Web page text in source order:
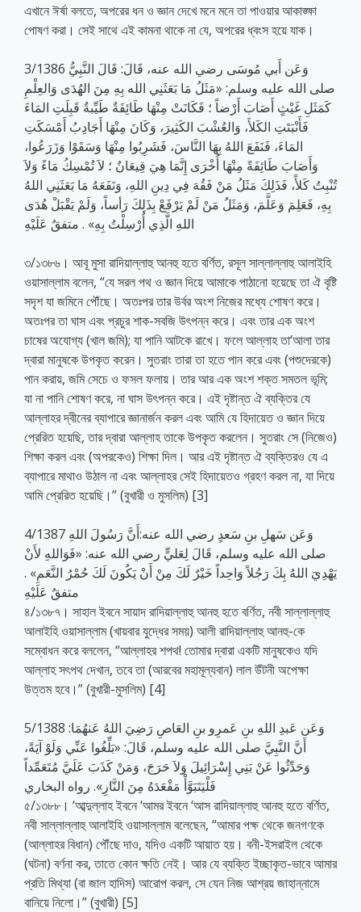
এখানে ঈর্ষা বলতে, অপরের ধন ও জ্ঞান দেখে মনে মনে তা পাওয়ার আকাঙ্ক্ষা
পোষণ করা। সেই সাথে এই কামনা থাকে না যে, অপরের ধ্বংস হয়ে যাক।
3/1386 وَعَن أَبي مُوسَى رضي الله عنه، قَالَ: قَالَ النَّبِيُّ
صلى الله عليه وسلم: «مَثَلُ مَا بَعَثَنِي الله بِهِ مِنَ الهُدَى وَالعِلْمِ
كَمَثَلِ غَيْثٍ أَصَابَ أَرْضاً ؛ فَكَانَتْ مِنْهَا طَائِفَةٌ طَيِّبةٌ قَبِلَتِ المَاءَ
فَأَنْبَتَتِ الكَلأَ، وَالعُشْبَ الكَثِيرَ، وَكَانَ مِنْهَا أَجَادِبُ أَمْسَكَتِ
المَاءَ، فَنَفَعَ اللهُ بِهَا النَّاسَ، فَشَرِبُوا مِنْهَا وَسَقَوْا وَزَرَعُوا،
وَأَصَابَ طَائِفَةً مِنْهَا أُخْرَى إِنَّمَا هِيَ قِيعَانٌ ؛ لاَ تُمْسِكُ مَاءً وَلاَ
تُنْبِتُ كَلأً، فَذَلِكَ مَثَلُ مَنْ فَقُهَ فِي دِينِ اللهِ، وَنَفَعَهُ مَا بَعَثَنِي اللهُ
بِهِ، فَعَلِمَ وَعَلَّمَ، وَمَثَلُ مَنْ لَمْ يَرْفَعْ بِذَلِكَ رَأساً، وَلَمْ يَقْبَلْ هُدَى
اللهِ الَّذِي أُرْسِلْتُ بِهِ» . متفقٌ عَلَيْهِ
৩/১৩৮৬। আবূ মুসা রাদিয়াল্লাহু আনহু হতে বর্ণিত, রসূল সাল্লাল্লাহু আলাইহি
ওয়াসাল্লাম বলেন, “যে সরল পথ ও জ্ঞান দিয়ে আমাকে পাঠানো হয়েছে তা ঐ বৃষ্টি
সদৃশ যা জমিনে পৌঁছে। অতঃপর তার উর্বর অংশ নিজের মধ্যে শোষণ করে।
অতঃপর তা ঘাস এবং প্রচুর শাক-সবজি উৎপন্ন করে। এবং তার এক অংশ
চাষের অযোগ্য (খাল জমি); যা পানি আটকে রাখে। ফলে আল্লাহ তা‘আলা তার
দ্বারা মানুষকে উপকৃত করেন। সুতরাং তারা তা হতে পান করে এবং (পশুদেরকে)
পান করায়, জমি সেচে ও ফসল ফলায়। তার আর এক অংশ শক্ত সমতল ভূমি;
যা না পানি শোষণ করে, না ঘাস উৎপন্ন করে। এই দৃষ্টান্ত ঐ ব্যক্তির যে
আল্লাহর দ্বীনের ব্যাপারে জ্ঞানার্জন করল এবং আমি যে হিদায়েত ও জ্ঞান দিয়ে
প্রেরিত হয়েছি, তার দ্বারা আল্লাহ তাকে উপকৃত করলেন। সুতরাং সে (নিজেও)
শিক্ষা করল এবং (অপরকেও) শিক্ষা দিল। আর এই দৃষ্টান্ত ঐ ব্যক্তিরও যে এ
ব্যাপারে মাথাও উঠাল না এবং আল্লাহর সেই হিদায়েতও গ্রহণ করল না, যা দিয়ে
আমি প্রেরিত হয়েছি।” (বুখারী ও মুসলিম) [3]
4/1387 وَعَن سَهلِ بنِ سَعدٍ رضي الله عنه:أَنَّ رَسُولَ اللهِ
صلى الله عليه وسلم، قَالَ لِعَليٍّ رضي الله عنه: «فَوَاللهِ لأَنْ
يَهْدِيَ اللهُ بِكَ رَجُلاً وَاحِداً خَيْرٌ لَكَ مِنْ أَنْ يَكُونَ لَكَ حُمْرُ النَّعَمِ» .
متفقٌ عَلَيْهِ
৪/১৩৮৭। সাহাল ইবনে সায়াদ রাদিয়াল্লাহু আনহু হতে বর্ণিত, নবী সাল্লাল্লাহু
আলাইহি ওয়াসাল্লাম (খায়বার যুদ্ধের সময়) আলী রাদিয়াল্লাহু আনহু-কে
সম্বোধন করে বললেন, “আল্লাহর শপথ! তোমার দ্বারা একটি মানুষকেও যদি
আল্লাহ সৎপথ দেখান, তবে তা (আরবের মহামূল্যবান) লাল উঁটনী অপেক্ষা
উত্তম হবে।” (বুখারী-মুসলিম) [4]
5/1388 وَعَن عَبدِ اللهِ بنِ عَمرِو بنِ العَاصِ رَضِيَ اللهُ عَنهُمَا:
أَنَّ النَّبِيَّ صلى الله عليه وسلم، قَالَ: «بَلِّغُوا عَنِّي وَلَوْ آيَةً،
وَحَدِّثُوا عَنْ بَنِي إِسْرَائِيلَ وَلاَ حَرَجَ، وَمَنْ كَذَبَ عَلَيَّ مُتَعَمِّداً
فَلْيَتَبَوَّأْ مَقْعَدَهُ مِنَ النَّارِ». رواه البخاري
৫/১৩৮৮। ‘আব্দুল্লাহ ইবনে ‘আমর ইবনে ‘আস রাদিয়াল্লাহু আনহু হতে বর্ণিত,
নবী সাল্লাল্লাহু আলাইহি ওয়াসাল্লাম বলেছেন, “আমার পক্ষ থেকে জনগণকে
(আল্লাহর বিধান) পৌঁছে দাও, যদিও একটি আয়াত হয়। বনী-ইসরাইল থেকে
(ঘটনা) বর্ণনা কর, তাতে কোন ক্ষতি নেই। আর যে ব্যক্তি ইচ্ছাকৃত-ভাবে আমার
প্রতি মিথ্যা (বা জাল হাদিস) আরোপ করল, সে যেন নিজ আশ্রয় জাহান্নামে
বানিয়ে নিলো।” (বুখারী) [5]